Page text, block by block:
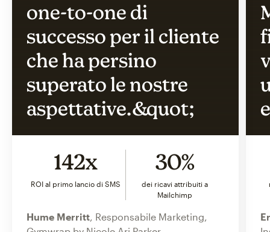
one-to-one di
successo per il cliente
che ha persino
superato le nostre
aspettative.&quot;
142x
ROI al primo lancio di SMS
30%
dei ricavi attribuiti a
Mailchimp
Hume Merritt, Responsabile Marketing,